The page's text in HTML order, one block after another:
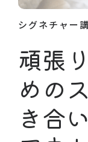
シグネチャー
頑張
めの
き合